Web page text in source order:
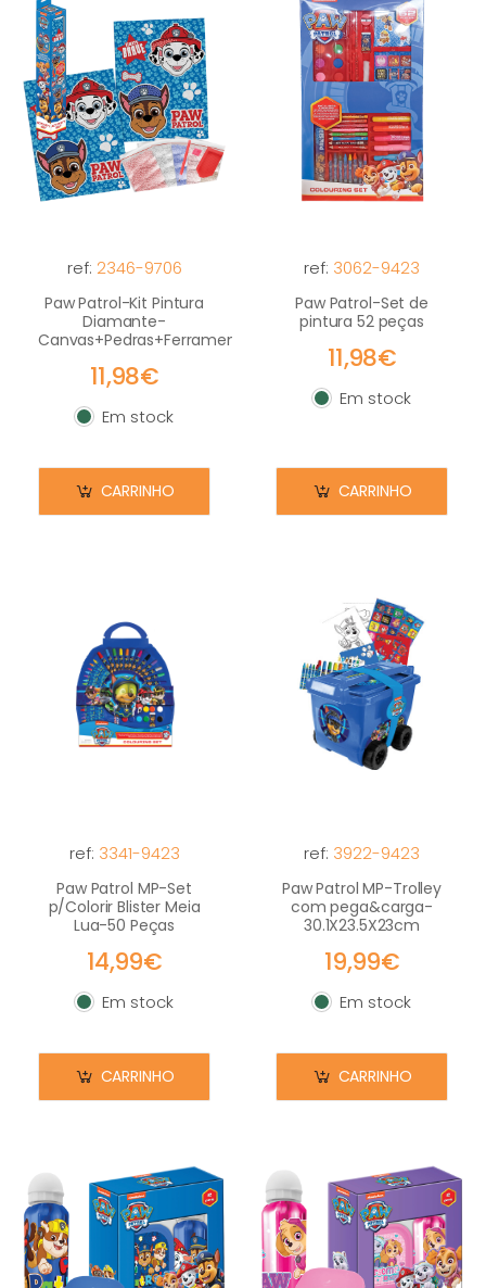
ref: 2346-9706
Paw Patrol-Kit Pintura
Diamante-
Canvas+Pedras+Ferramentas
11,98€
Em stock
Em stock
CARRINHO
ref: 3062-9423
Paw Patrol-Set de
pintura 52 peças
11,98€
Em stock
Em stock
CARRINHO
ref: 3341-9423
Paw Patrol MP-Set
p/Colorir Blister Meia
Lua-50 Peças
14,99€
Em stock
Em stock
CARRINHO
ref: 3922-9423
Paw Patrol MP-Trolley
com pega&carga-
30.1X23.5X23cm
19,99€
Em stock
Em stock
CARRINHO